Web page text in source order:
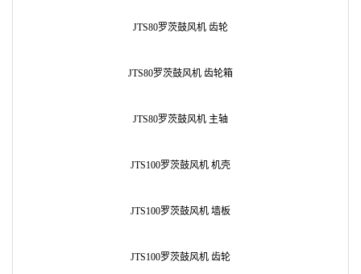
JTS80罗茨鼓风机 齿轮
JTS80罗茨鼓风机 齿轮箱
JTS80罗茨鼓风机 主轴
JTS100罗茨鼓风机 机壳
JTS100罗茨鼓风机 墙板
JTS100罗茨鼓风机 齿轮